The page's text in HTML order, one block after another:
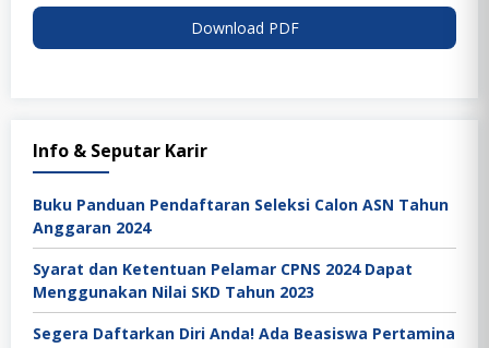
Download PDF
Info & Seputar Karir
Buku Panduan Pendaftaran Seleksi Calon ASN Tahun
Anggaran 2024
Syarat dan Ketentuan Pelamar CPNS 2024 Dapat
Menggunakan Nilai SKD Tahun 2023
Segera Daftarkan Diri Anda! Ada Beasiswa Pertamina